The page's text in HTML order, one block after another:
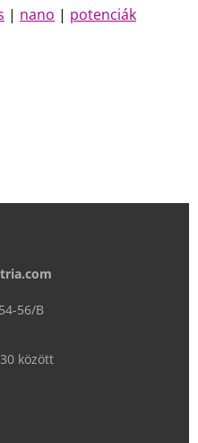
| nano | potenciák
56/B
között